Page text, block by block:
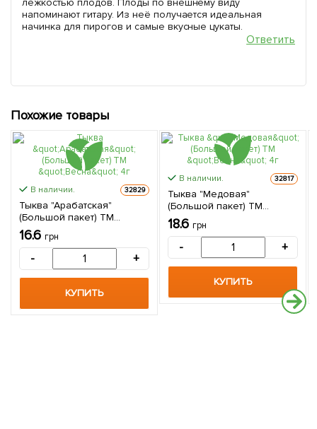
лежкостью плодов. Плоды по внешнему виду
напоминают гитару. Из неё получается идеальная
начинка для пирогов и самые вкусные цукаты.
Ответить
Похожие товары
В наличии. 32829
Тыква "Арабатская"
(Большой пакет) ТМ
"Весна" 4г
16.6 грн
- +
КУПИТЬ
В наличии. 32817
Тыква "Медовая"
(Большой пакет) ТМ
"Весна" 4г
18.6 грн
- +
КУПИТЬ